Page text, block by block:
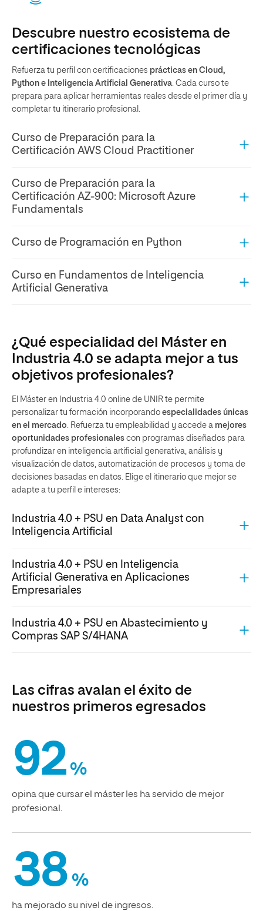
Descubre nuestro ecosistema de
certificaciones tecnológicas
Refuerza tu perfil con certificaciones prácticas en Cloud,
Python e Inteligencia Artificial Generativa. Cada curso te
prepara para aplicar herramientas reales desde el primer día y
completar tu itinerario profesional.
Curso de Preparación para la
Certificación AWS Cloud Practitioner
Curso de Preparación para la
Certificación AZ-900: Microsoft Azure
Fundamentals
Curso de Programación en Python
Curso en Fundamentos de Inteligencia
Artificial Generativa
¿Qué especialidad del Máster en
Industria 4.0 se adapta mejor a tus
objetivos profesionales?
El Máster en Industria 4.0 online de UNIR te permite
personalizar tu formación incorporando especialidades únicas
en el mercado. Refuerza tu empleabilidad y accede a mejores
oportunidades profesionales con programas diseñados para
profundizar en inteligencia artificial generativa, análisis y
visualización de datos, automatización de procesos y toma de
decisiones basadas en datos. Elige el itinerario que mejor se
adapte a tu perfil e intereses:
Industria 4.0 + PSU en Data Analyst con
Inteligencia Artificial
Industria 4.0 + PSU en Inteligencia
Artificial Generativa en Aplicaciones
Empresariales
Industria 4.0 + PSU en Abastecimiento y
Compras SAP S/4HANA
Las cifras avalan el éxito de
nuestros primeros egresados
92 %
opina que cursar el máster les ha servido de mejor
profesional.
38 %
ha mejorado su nivel de ingresos.